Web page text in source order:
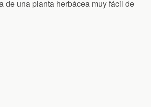
de una planta herbácea muy fácil de